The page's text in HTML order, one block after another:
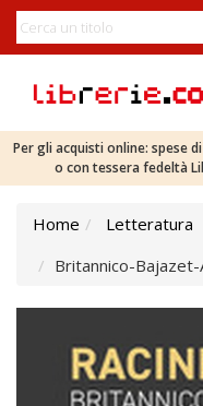
Per gli acquisti online: spese
o con tessera fedeltà
Home
Letteratura
Britannico-